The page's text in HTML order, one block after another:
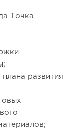
Точка
развития